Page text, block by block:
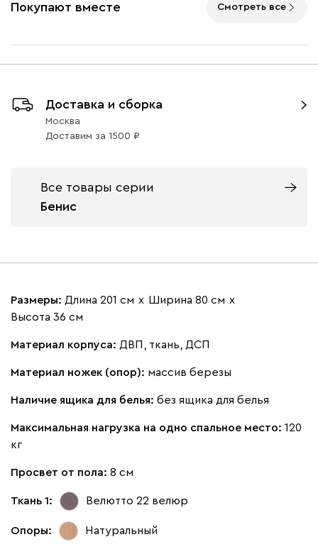
21 990
Покупают вместе Смотреть все
Доставка и сборка
Москва
Доставим за 1500
Все товары серии
Бенис
Размеры: Длина 201 см х Ширина 80 см х
Высота 36 см
Материал корпуса: ДВП, ткань, ДСП
Материал ножек (опор): массив березы
Наличие ящика для белья: без ящика для белья
Максимальная нагрузка на одно спальное место: 120
кг
Просвет от пола: 8 см
Ткань 1: Велютто 22 велюр
Опоры: Натуральный